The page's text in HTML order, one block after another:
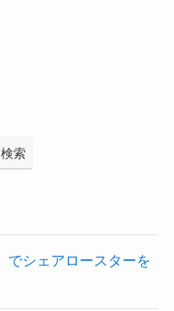
検索
でシェアロースターを